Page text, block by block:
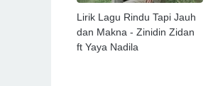
Lirik Lagu Rindu Tapi Jauh
dan Makna - Zinidin Zidan
ft Yaya Nadila